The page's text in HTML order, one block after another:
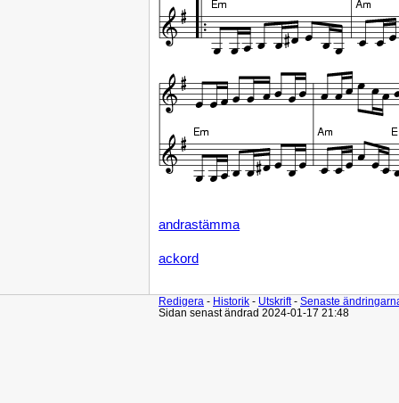
andrastämma
ackord
Redigera - Historik - Utskrift- Senaste
Sidan senast ändrad 2024-01-17 21:48